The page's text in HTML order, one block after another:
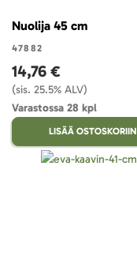
Nuolija 45 cm
47882
14,76 €
(sis. 25.5% ALV)
Varastossa 28 kpl
LISÄÄ OSTOSKORIIN